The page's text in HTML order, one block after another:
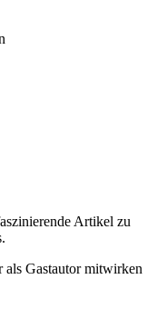
Artikel zu
als Gastautor mitwirken